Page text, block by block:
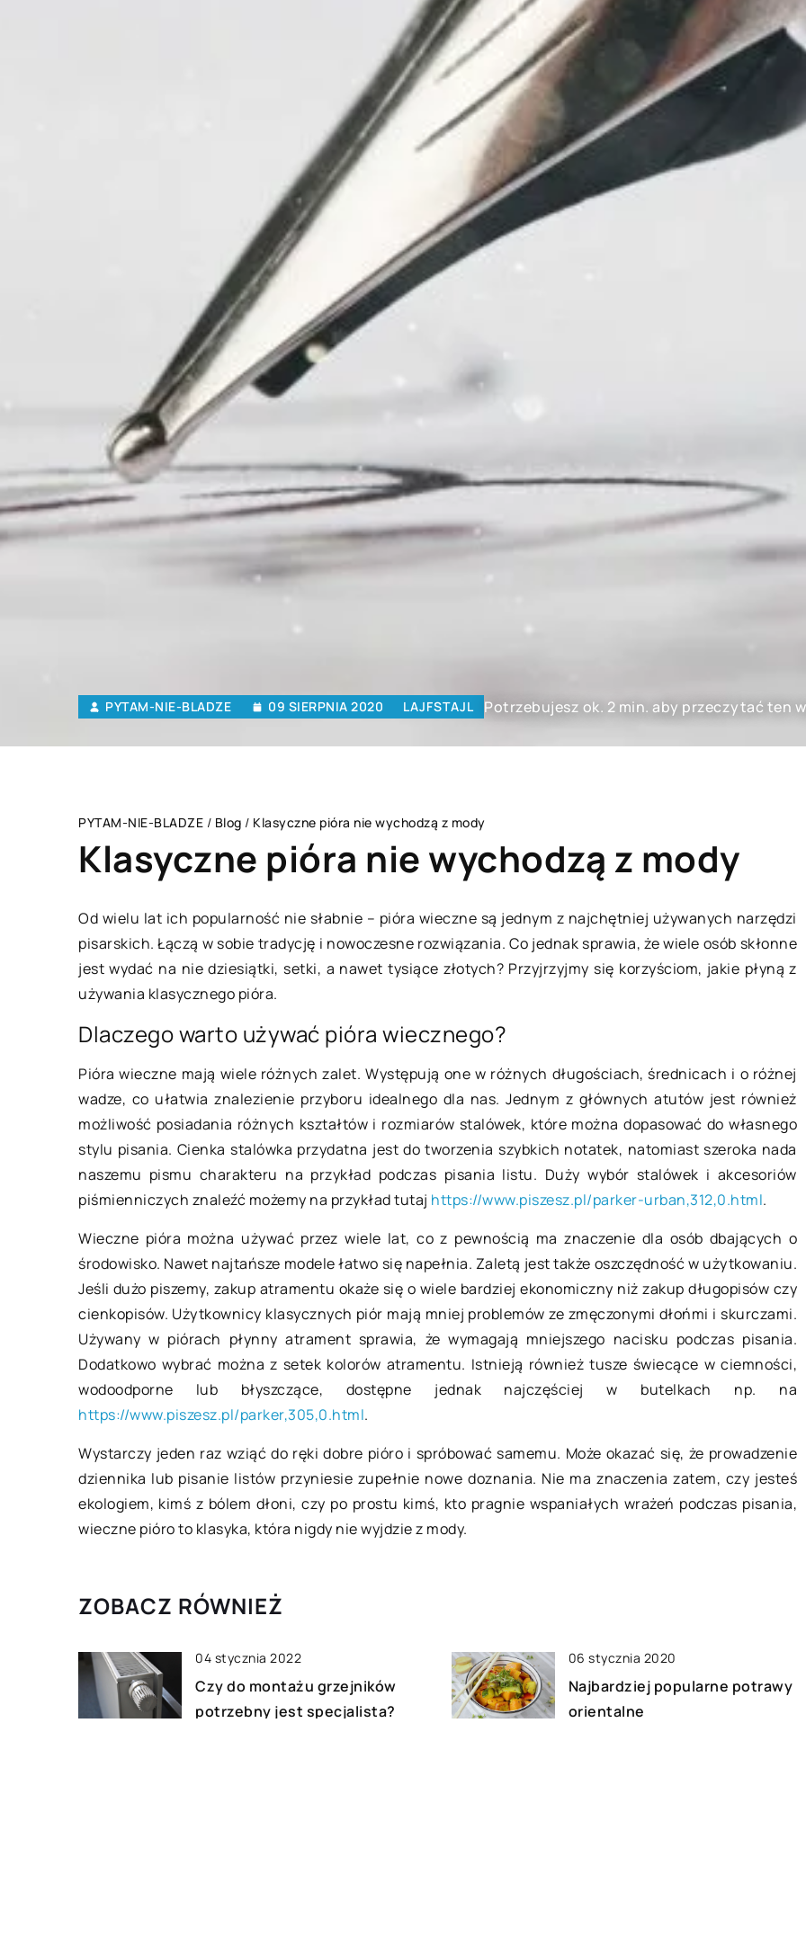
PYTAM-NIE-BLADZE 09 SIERPNIA 2020 LAJFSTAJL Potrzebujesz ok. 2 min. aby przeczytać ten
PYTAM-NIE-BLADZE / Blog / Klasyczne pióra nie wychodzą z mody
Klasyczne pióra nie wychodzą z mody
Od wielu lat ich popularność nie słabnie – pióra wieczne są jednym z najchętniej używanych narzędzi
pisarskich. Łączą w sobie tradycję i nowoczesne rozwiązania. Co jednak sprawia, że wiele osób skłonne
jest wydać na nie dziesiątki, setki, a nawet tysiące złotych? Przyjrzyjmy się korzyściom, jakie płyną z
używania klasycznego pióra.
Dlaczego warto używać pióra wiecznego?
Pióra wieczne mają wiele różnych zalet. Występują one w różnych długościach, średnicach i o różnej
wadze, co ułatwia znalezienie przyboru idealnego dla nas. Jednym z głównych atutów jest również
możliwość posiadania różnych kształtów i rozmiarów stalówek, które można dopasować do własnego
stylu pisania. Cienka stalówka przydatna jest do tworzenia szybkich notatek, natomiast szeroka nada
naszemu pismu charakteru na przykład podczas pisania listu. Duży wybór stalówek i akcesoriów
piśmienniczych znaleźć możemy na przykład tutaj https://www.piszesz.pl/parker-urban,312,0.html.
Wieczne pióra można używać przez wiele lat, co z pewnością ma znaczenie dla osób dbających o
środowisko. Nawet najtańsze modele łatwo się napełnia. Zaletą jest także oszczędność w użytkowaniu.
Jeśli dużo piszemy, zakup atramentu okaże się o wiele bardziej ekonomiczny niż zakup długopisów czy
cienkopisów. Użytkownicy klasycznych piór mają mniej problemów ze zmęczonymi dłońmi i skurczami.
Używany w piórach płynny atrament sprawia, że wymagają mniejszego nacisku podczas pisania.
Dodatkowo wybrać można z setek kolorów atramentu. Istnieją również tusze świecące w ciemności,
wodoodporne lub błyszczące, dostępne jednak najczęściej w butelkach np. na
https://www.piszesz.pl/parker,305,0.html.
Wystarczy jeden raz wziąć do ręki dobre pióro i spróbować samemu. Może okazać się, że prowadzenie
dziennika lub pisanie listów przyniesie zupełnie nowe doznania. Nie ma znaczenia zatem, czy jesteś
ekologiem, kimś z bólem dłoni, czy po prostu kimś, kto pragnie wspaniałych wrażeń podczas pisania,
wieczne pióro to klasyka, która nigdy nie wyjdzie z mody.
ZOBACZ RÓWNIEŻ
04 stycznia 2022
Czy do montażu grzejników
potrzebny jest specjalista?
06 stycznia 2020
Najbardziej popularne potrawy
orientalne
LAJFSTAJL
17 lipca 2021
W jakich sytuacjach warto
Podróżowanie busem może stanowić
bardzo wygodny sposób na transport
niewielkich grup. Większy i
przestronniejszy od zwykłego
samochodu osobowego, jest zarazem
LIFE & STYLE
23 października 2022
Bieżnik bożonarodzeniowy – co to
jest i do czego służy?
Świąteczne bieżniki to świetny
sposób na wprowadzenie do domu
świątecznego wystroju. Stanowią
one świetny dodatek do Twojego
świątecznego stołu lub […]